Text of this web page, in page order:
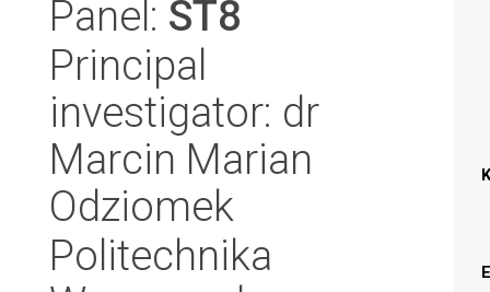
Panel: ST8
Principal
investigator: dr
Marcin Marian
Odziomek
Politechnika